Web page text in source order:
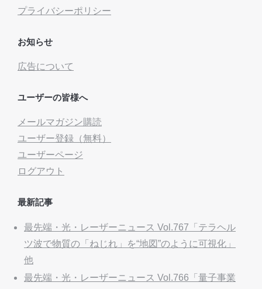
プライバシーポリシー
お知らせ
広告について
ユーザーの皆様へ
メールマガジン購読
ユーザー登録（無料）
ユーザーページ
ログアウト
最新記事
最先端・光・レーザーニュース Vol.767「テラヘル
ツ波で物質の「ねじれ」を“地図”のように可視化」
他
最先端・光・レーザーニュース Vol.766「量子事業